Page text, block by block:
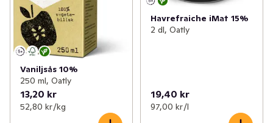
Vaniljsås 10%
250 ml, Oatly
13,20 kr
52,80 kr /kg
Havrefraiche iMat 15%
2 dl, Oatly
19,40 kr
97,00 kr /l